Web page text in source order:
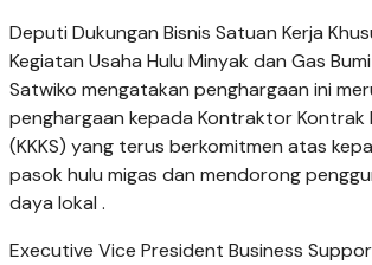
Deputi Dukungan Bisnis Satuan Kerja
Kegiatan Usaha Hulu Minyak dan Gas
Satwiko mengatakan penghargaan ini
penghargaan kepada Kontraktor Kontrak
(KKKS) yang terus berkomitmen atas
pasok hulu migas dan mendorong
daya lokal .
Executive Vice President Business